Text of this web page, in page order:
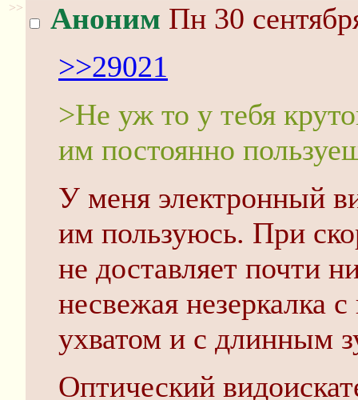
>> Аноним Пн 30
>>29021
>Не уж то у тебя
им постоянно
У меня электронный
им пользуюсь. При
не доставляет почти
несвежая незеркалка
ухватом и с длинным
Оптический